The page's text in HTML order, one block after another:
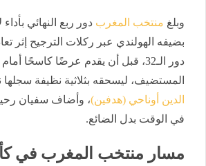
وبلغ منتخب المغرب دور ربع النهائي
دور الـ32، قبل أن يقدم عرضًا كاسحًا
المستضيف، ليسحقه بثلاثية نظيفة
الدين أوناحي (هدفين)، وأضاف سفيان
في الوقت بدل الضائع.
مسار منتخب المغرب في